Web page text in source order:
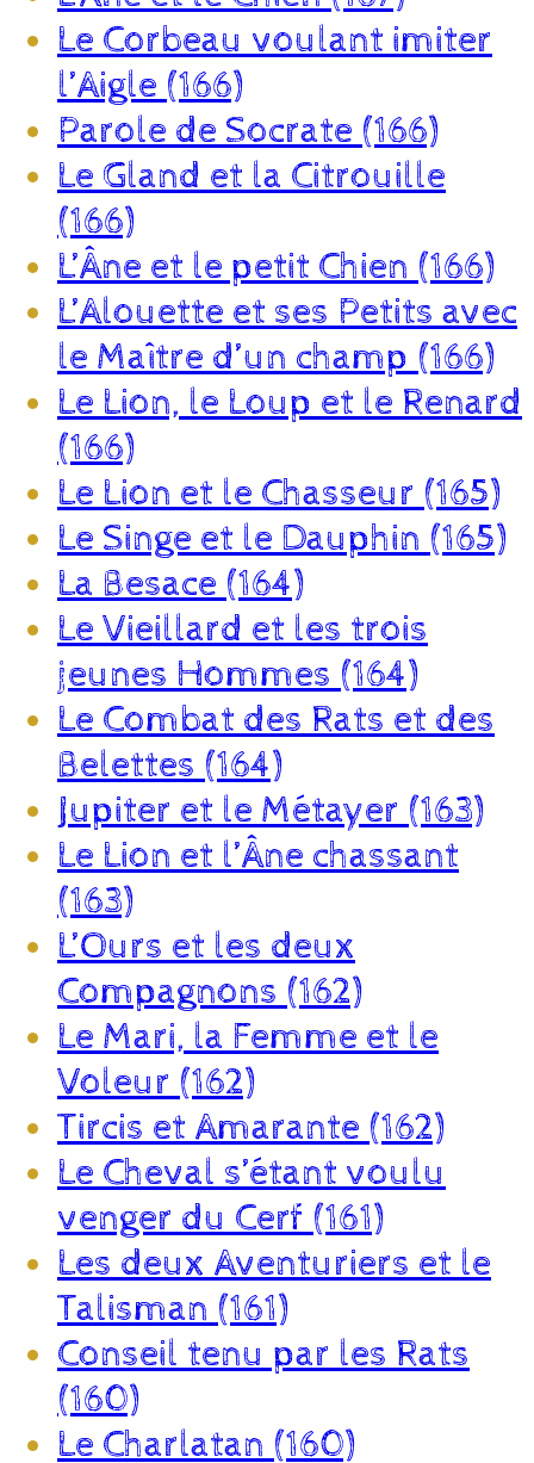
Le Corbeau voulant imiter
l’Aigle (166)
Parole de Socrate (166)
Le Gland et la Citrouille
(166)
L’Âne et le petit Chien (166)
L’Alouette et ses Petits avec
le Maître d’un champ (166)
Le Lion, le Loup et le Renard
(166)
Le Lion et le Chasseur (165)
Le Singe et le Dauphin (165)
La Besace (164)
Le Vieillard et les trois
jeunes Hommes (164)
Le Combat des Rats et des
Belettes (164)
Jupiter et le Métayer (163)
Le Lion et l’Âne chassant
(163)
L’Ours et les deux
Compagnons (162)
Le Mari, la Femme et le
Voleur (162)
Tircis et Amarante (162)
Le Cheval s’étant voulu
venger du Cerf (161)
Les deux Aventuriers et le
Talisman (161)
Conseil tenu par les Rats
(160)
Le Charlatan (160)